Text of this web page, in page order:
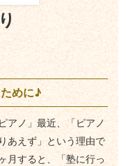
めに♪
アノ」最近、「ピアノ
あえず」という理由で
月すると、「塾に行っ